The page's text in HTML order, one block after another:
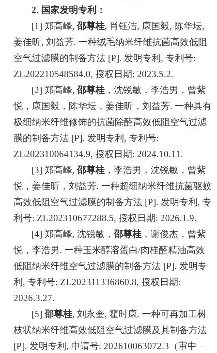
2. 国家发明专利：
[1]郑高峰,邵尊桂, 肖钰洁, 康国毅, 陈华坛,
姜佳昕, 刘益芳. 一种绒毛纳米纤维抗菌高效低阻
空气过滤膜的制备方法 [P]. 发明专利, 专利号:
ZL202210548584.0, 授权日期: 2023.5.2.
[2] 郑高峰,邵尊桂 ，沈锐敏，李浩男，曾紫
悦，康国毅，陈华坛，姜佳昕，刘益芳. 一种具有
极细纳米纤维修饰的抗菌除醛高效低阻空气过滤
膜的制备方法 [P]. 发明专利, 专利号:
ZL202310064134.9, 授权日期: 2024.10.11.
[3] 郑高峰,邵尊桂 ，李浩男，沈锐敏，曾紫
悦，姜佳昕，刘益芳. 一种超细纳米纤维抗菌驱蚊
高效低阻空气过滤膜的制备方法 [P]. 发明专利, 专
利号: ZL202310677288.5, 授权日期: 2026.1.9.
[4] 郑高峰, 沈锐敏，邵尊桂 ，谢俊杰，曾紫
悦，李浩男. 一种玉米醇溶蛋白/肉桂醛精油高效
低阻纳米纤维空气过滤膜的制备方法 [P]. 发明专
利, 专利号: ZL202311336860.8, 授权日期:
2026.3.27.
[5]邵尊桂, 刘永奎, 霍时康. 一种可再加工树
枝状纳米纤维高效低阻空气过滤膜及其制备方法
[P]. 发明专利, 申请号: 202610063072.3（审中—